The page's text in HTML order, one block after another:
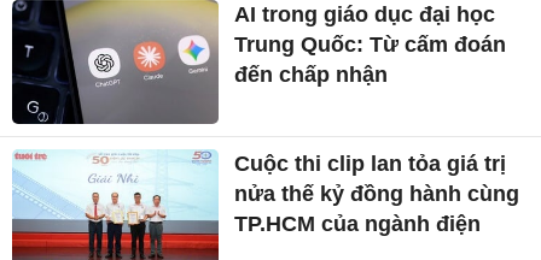
AI trong giáo dục đại học
Trung Quốc: Từ cấm đoán
đến chấp nhận
Cuộc thi clip lan tỏa giá trị
nửa thế kỷ đồng hành cùng
TP.HCM của ngành điện